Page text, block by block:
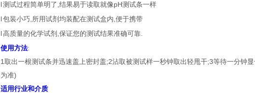
l测试过程简单明了,结果易于读取就像pH测试条一样
l包装小巧,所用试剂均装配在测试盒内,便于携带
l高质量的化学试剂,保证您的测试结果准确可靠.
使用方法:
1取出一根测试条并迅速盖上密封盖;2沾取被测试样一秒钟取出轻甩干;3等待一分钟
为准)
适用行业和介质